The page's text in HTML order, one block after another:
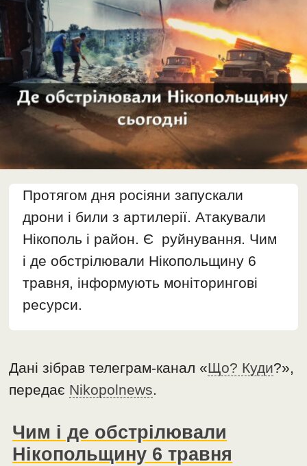
Протягом дня росіяни запускали
дрони і били з артилерії. Атакували
Нікополь і район. Є руйнування. Чим
і де обстрілювали Нікопольщину 6
травня, інформують моніторингові
ресурси.
Дані зібрав телеграм-канал «Що? Куди?»,
передає Nikopolnews.
Чим і де обстрілювали
Нікопольщину 6 травня